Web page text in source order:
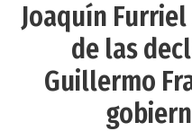
Joaquín
de las
Guillermo